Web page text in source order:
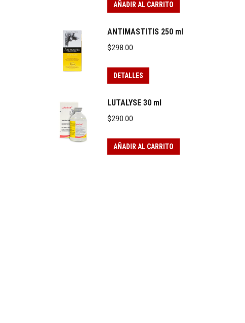
AÑADIR AL CARRITO
ANTIMASTITIS 250 ml
$298.00
DETALLES
LUTALYSE 30 ml
$290.00
AÑADIR AL CARRITO